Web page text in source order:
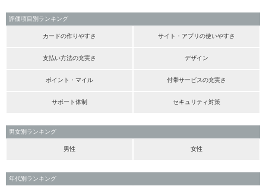
評価項目別ランキング
カードの作りやすさ サイト・アプリの使いやすさ
支払い方法の充実さ デザイン
ポイント・マイル 付帯サービスの充実さ
サポート体制 セキュリティ対策
男女別ランキング
男性 女性
年代別ランキング